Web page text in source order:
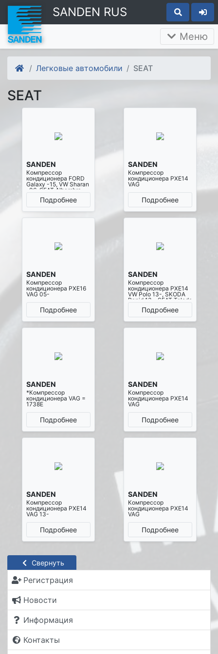
SANDEN RUS
Меню
Свернуть
Регистрация
Новости
Информация
Контакты
Легковые автомобили SEAT
SEAT
SANDEN
Компрессор
кондиционера FORD
Galaxy -15, VW Sharan
-06, SEAT Alhambra
Подробнее
SANDEN
Компрессор
кондиционера PXE14
VAG
Подробнее
SANDEN
Компрессор
кондиционера PXE16
VAG 05-
Подробнее
SANDEN
Компрессор
кондиционера PXE14
VW Polo 13-, SKODA
Rapid 13-, SEAT Toledo
Подробнее
SANDEN
*Компрессор
кондиционера VAG =
1738E
Подробнее
SANDEN
Компрессор
кондиционера PXE14
VAG
Подробнее
SANDEN
Компрессор
кондиционера PXE14
VAG 13-
Подробнее
SANDEN
Компрессор
кондиционера PXE14
VAG
Подробнее